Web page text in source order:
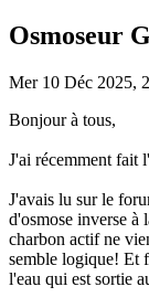
Osmoseur
Mer 10 Déc 2025,
Bonjour à tous,
J'ai récemment fait
J'avais lu sur le
d'osmose inverse à
charbon actif ne
semble logique! Et
l'eau qui est sortie